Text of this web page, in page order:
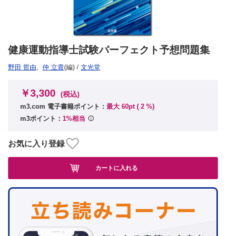
健康運動指導士試験パーフェクト予想問題集
野田 哲由, 仲 立貴(編) / 文光堂
￥3,300 (税込)
m3.com 電子書籍ポイント： 最大 60pt ( 2 %)
m3ポイント： 1%相当
お気に入り登録
カートに入れる